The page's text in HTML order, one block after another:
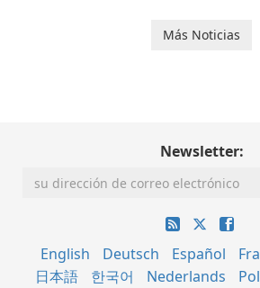
Más Noticias
Newsletter:
English Deutsch Español
日本語
한국어 Nederlands